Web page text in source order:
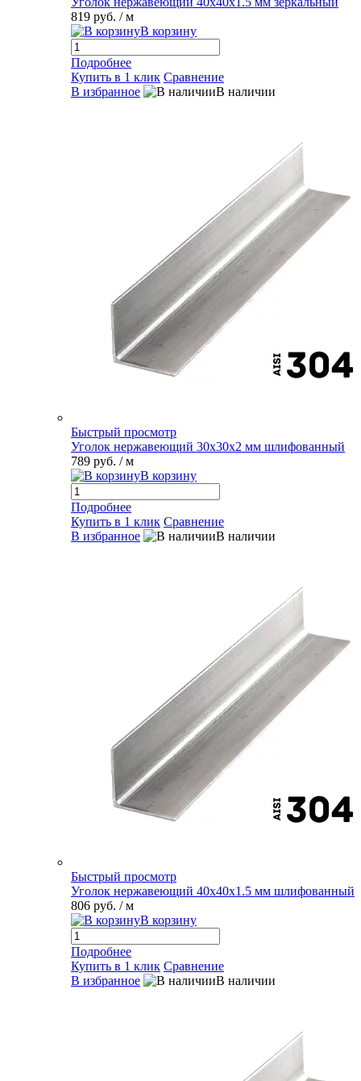
819 руб. / м
В корзину
Подробнее
Купить в 1 клик Сравнение
В избранное
В наличии
Быстрый просмотр
Уголок нержавеющий 30х30х2 мм шлифованный
789 руб. / м
В корзину
Подробнее
Купить в 1 клик Сравнение
В избранное
В наличии
Быстрый просмотр
Уголок нержавеющий 40х40х1.5 мм шлифованный
806 руб. / м
В корзину
Подробнее
Купить в 1 клик Сравнение
В избранное
В наличии